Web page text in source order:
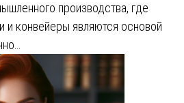
производства, где
и конвейеры являются основой